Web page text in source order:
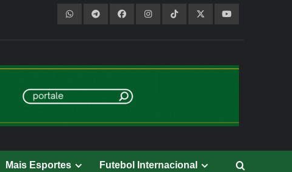
Mais Esportes Futebol Internacional